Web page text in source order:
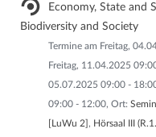
Economy, State and
Biodiversity and Society
Termine am Freitag,
Freitag, 11.04.2025
05.07.2025 09:00 -
09:00 - 12:00, Ort:
[LuWu 2] , Hörsaal III